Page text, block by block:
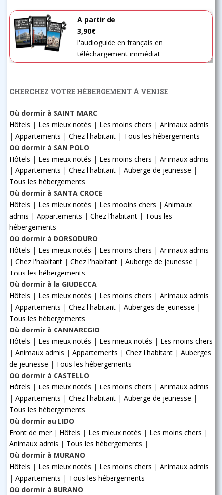
A partir de
3,90€
l'audioguide en français en
téléchargement immédiat
CHERCHEZ VOTRE HÉBERGEMENT À VENISE
Où dormir à SAINT MARC
Hôtels | Les mieux notés | Les moins chers | Animaux admis
| Appartements | Chez l'habitant | Tous les hébergements
Où dormir à SAN POLO
Hôtels | Les mieux notés | Les moins chers | Animaux admis
| Appartements | Chez l'habitant | Auberge de jeunesse |
Tous les hébergements
Où dormir à SANTA CROCE
Hôtels | Les mieux notés | Les mooins chers | Animaux
admis | Appartements | Chez l'habitant | Tous les
hébergements
Où dormir à DORSODURO
Hôtels | Les mieux notés | Les moins chers | Animaux admis
| Chez l'habitant | Chez l'habitant | Auberge de jeunesse |
Tous les hébergements
Où dormir à la GIUDECCA
Hôtels | Les mieux notés | Les moins chers | Animaux admis
| Appartements | Chez l'habitant | Auberges de jeunesse |
Tous les hébergements
Où dormir à CANNAREGIO
Hôtels | Les mieux notés | Les mieux notés | Les moins chers
| Animaux admis | Appartements | Chez l'habitant | Auberges
de jeunesse | Tous les hébergements
Où dormir à CASTELLO
Hôtels | Les mieux notés | Les moins chers | Animaux admis
| Appartements | Chez l'habitant | Auberge de jeunesse |
Tous les hébergements
Où dormir au LIDO
Front de mer| Hôtels | Les mieux notés | Les moins chers |
Animaux admis | Tous les hébergements |
Où dormir à MURANO
Hôtels | Les mieux notés | Les moins chers | Animaux admis
| Appartements | Tous les hébergements
Où dormir à BURANO